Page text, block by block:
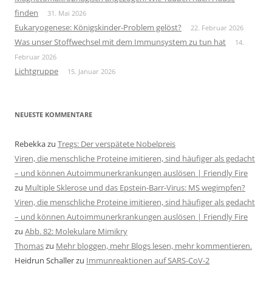
finden
31. Mai 2026
Eukaryogenese: Königskinder-Problem gelöst? 22. Februar 2026
Was unser Stoffwechsel mit dem Immunsystem zu tun hat
14.
Februar 2026
Lichtgruppe 15. Januar 2026
NEUESTE KOMMENTARE
Rebekkazu Tregs: Der verspätete Nobelpreis
Viren, die menschliche Proteine imitieren, sind häufiger als gedacht
– und können Autoimmunerkrankungen auslösen | Friendly Fire
zu Multiple Sklerose und das Epstein-Barr-Virus: MS wegimpfen?
Viren, die menschliche Proteine imitieren, sind häufiger als gedacht
– und können Autoimmunerkrankungen auslösen | Friendly Fire
zu Abb. 82: Molekulare Mimikry
Thomaszu Mehr bloggen, mehr Blogs lesen, mehr kommentieren.
Heidrun Schallerzu Immunreaktionen auf SARS-CoV-2